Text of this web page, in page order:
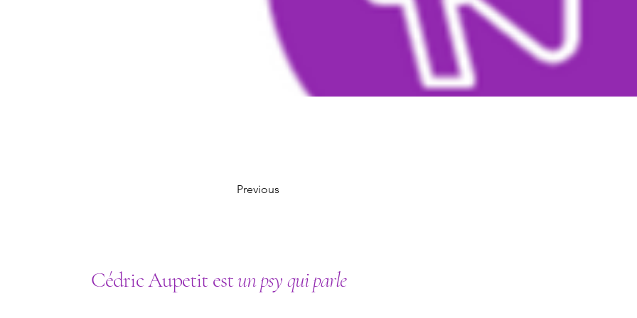
Previous
Cédric Aupetit estun psy qui parle